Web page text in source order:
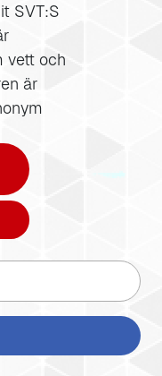
SVT:S
vett och
är